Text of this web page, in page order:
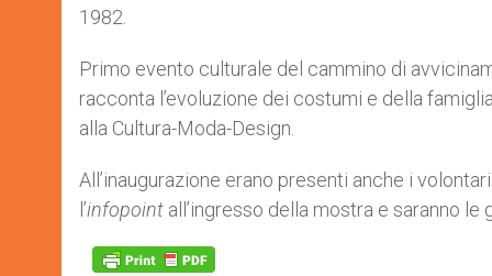
1982.
Primo evento culturale del cammino di
racconta l’evoluzione dei costumi e della
alla Cultura-Moda-Design.
All’inaugurazione erano presenti anche i
l’infopoint all’ingresso della mostra e saranno le